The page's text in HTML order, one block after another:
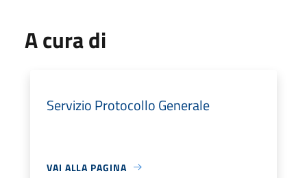
A cura di
Servizio Protocollo Generale
VAI ALLA PAGINA